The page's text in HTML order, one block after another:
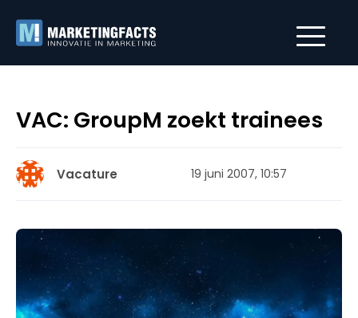
VAC: GroupM zoekt trainees
Vacature 19 juni 2007, 10:57